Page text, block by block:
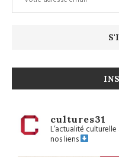
cultures31
L’actualité
nos liens